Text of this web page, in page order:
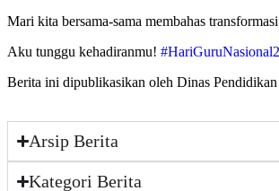
Mari kita bersama-sama membahas
Aku tunggu kehadiranmu!
Berita ini dipublikasikan oleh Dinas
Arsip Berita
Kategori Berita